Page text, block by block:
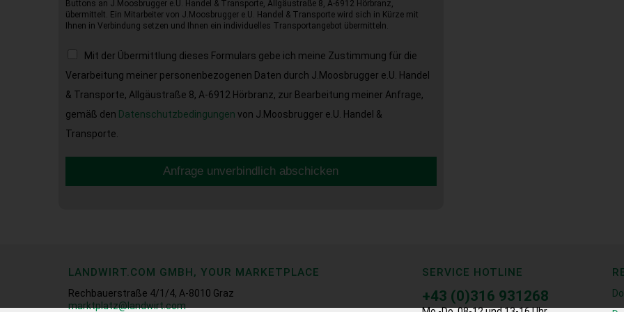
Buttons an J.Moosbrugger e.U. Handel & Transporte, Allgäustraße 8, A-6912 Hörbranz,
übermittelt. Ein Mitarbeiter von J.Moosbrugger e.U. Handel & Transporte wird sich in Kürze mit
Ihnen in Verbindung setzen und Ihnen ein individuelles Transportangebot übermitteln.
Mit der Übermittlung dieses Formulars gebe ich meine Zustimmung für die
Verarbeitung meiner personenbezogenen Daten durch J.Moosbrugger e.U. Handel
& Transporte, Allgäustraße 8, A-6912 Hörbranz, zur Bearbeitung meiner Anfrage,
gemäß den Datenschutzbedingungen von J.Moosbrugger e.U. Handel &
Transporte.
Anfrage unverbindlich abschicken
LANDWIRT.COM GMBH, YOUR MARKETPLACE
Rechbauerstraße 4/1/4, A-8010 Graz
marktplatz@landwirt.com
SERVICE HOTLINE
+43 (0)316 931268